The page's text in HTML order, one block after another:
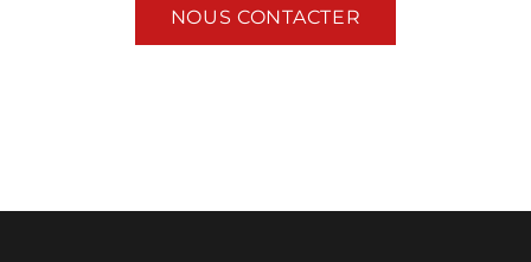
NOUS CONTACTER